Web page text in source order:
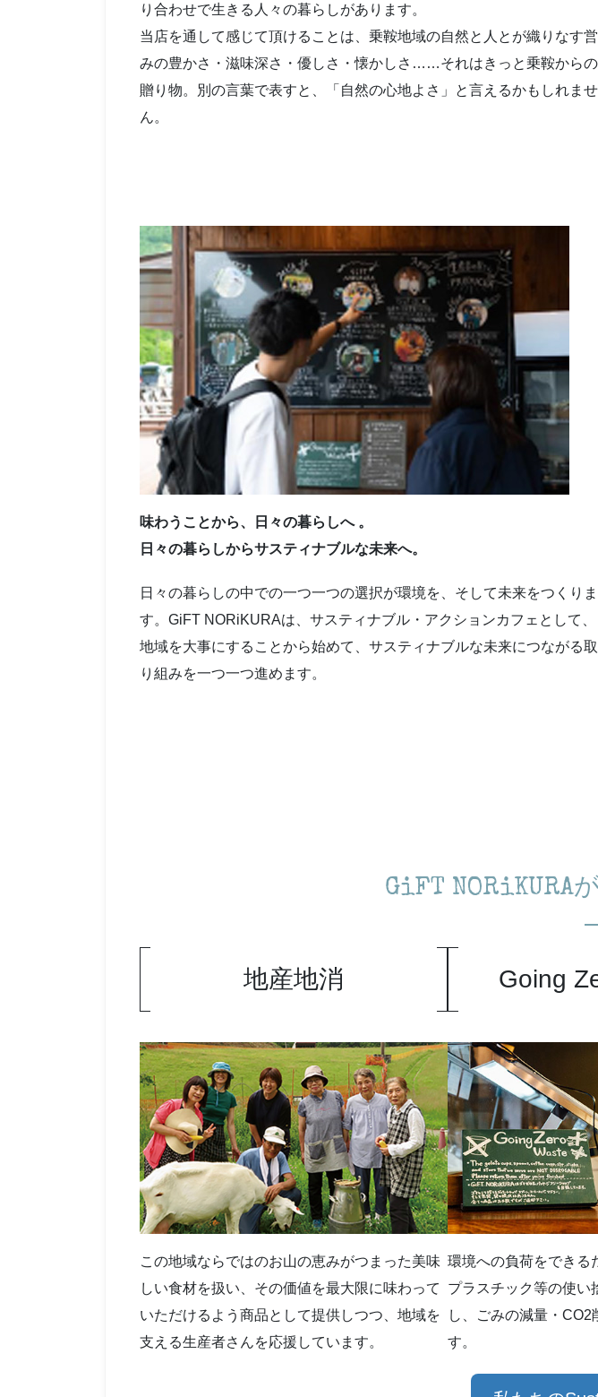
り合わせで生きる人々の暮らしがあります。
当店を通して感じて頂けることは、乗鞍地域の自然と人とが織りなす営
みの豊かさ・滋味深さ・優しさ・懐かしさ……それはきっと乗鞍からの
贈り物。別の言葉で表すと、「自然の心地よさ」と言えるかもしれませ
ん。
味わうことから、日々の暮らしへ 。
日々の暮らしからサスティナブルな未来へ。
日々の暮らしの中での一つ一つの選択が環境を、そして未来をつくりま
す。GiFT NORiKURAは、サスティナブル・アクションカフェとして、
地域を大事にすることから始めて、サスティナブルな未来につながる取
り組みを一つ一つ進めます。
GiFT NORiKURA
地産地消
この地域ならではのお山の恵みがつまった美味
しい食材を扱い、その価値を最大限に味わって
いただけるよう商品として提供しつつ、地域を
支える生産者さんを応援しています。
Going
環境への負荷をできる
プラスチック等の使い
し、ごみの減量・CO2
す。